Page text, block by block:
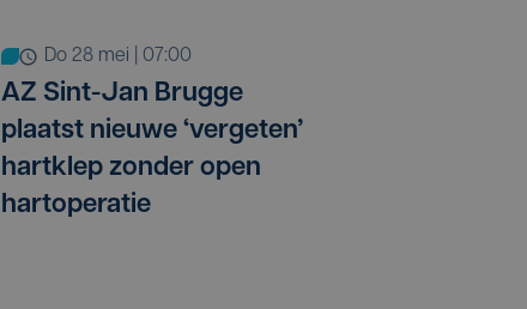
do 28 mei | 07:00
AZ Sint-Jan Brugge
plaatst nieuwe ‘vergeten’
hartklep zonder open
hartoperatie